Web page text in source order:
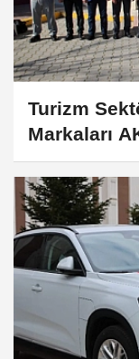
Turizm
Markaları
Buluştu